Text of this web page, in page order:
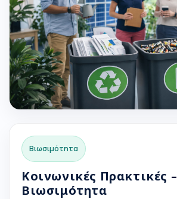
Βιωσιμότητα
Κοινωνικές Πρακτικές –
Βιωσιμότητα